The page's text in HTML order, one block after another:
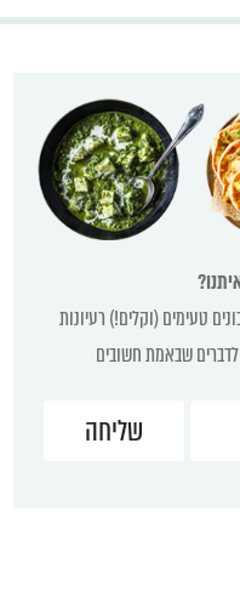
טעימים (וקלים!) רעיונות
לדברים שבאמת חשובים